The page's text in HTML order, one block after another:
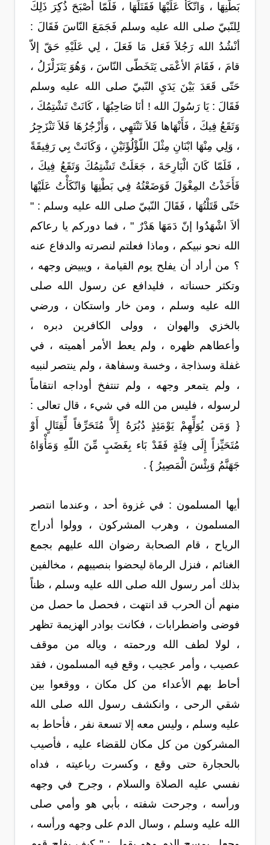
بَطْنِهَا ، وَاتّكَأَ عَلَيْهَا فَقَتَلَهَا ، فَلَمّا أصْبَحَ ذُكِرَ ذَلِكَ
لِلنّبيّ صلى الله عليه وسلم فَجَمَعَ النّاسَ فَقَالَ :
أنْشُدُ الله رَجُلاَ فَعَل مَا فَعَلَ ، لِي عَلَيْهِ حَقّ إلاّ
قامَ ، فَقَامَ الأعْمَى يَتَخَطّى النّاسَ ، وَهُوَ يَتَزَلْزَلُ ،
حَتّى قَعَدَ بَيْنَ يَدَيِ النّبيّ صلى الله عليه وسلم
فَقَالَ : يَا رَسُولَ الله ! أنَا صَاحِبُهَا ، كَانَتْ تَشْتِمُكَ ،
وَتَقَعُ فِيكَ ، فَأَنْهَاها فَلاَ تَنْتَهِي ، وَأَزْجُرُهَا فَلاَ تَنْزَجِرُ
، وَلِي مِنْهَا ابْنَانِ مِثْلَ اللّؤْلُؤَتَيْنِ ، وَكَانَتْ بِي رَفِيقَةً
، فَلَمّا كَانَ الْبَارِحَةَ ، جَعَلَتْ تَشْتِمُكَ وَتَقَعُ فِيكَ ،
فَأَخَذْتُ المِغْوَلَ فَوَضَعْتُهُ فِي بَطْنِهَا وَاتّكَأْتُ عَلَيْهَا
حَتّى قَتَلْتُهَا ، فَقَالَ النّبيّ صلى الله عليه وسلم : "
ألاَ اشْهَدُوا إنّ دَمَهَا هَدْرٌ " ، فما دوركم يا رعاكم
الله نحو نبيكم ، وماذا فعلتم لنصرته والدفاع عنه
؟ من أراد أن يفلح يوم القيامة ، ويبيض وجهه ،
وتكثر حسناته ، فليدافع عن رسول الله صلى
الله عليه وسلم ، ومن خار واستكان ، ورضي
بالخزي والهوان ، وولى الكافرين دبره ،
وأعطاهم ظهره ، ولم يعط الأمر أهميته ، في
غفلة وسذاجة ، وخسة وسفاهة ، ولم ينتصر لنبيه
، ولم يتمعر وجهه ، ولم تنتفخ أوداجه انتقاماً
لرسوله ، فليس من الله في شيء ، قال تعالى :
{ وَمَن يُوَلِّهِمْ يَوْمَئِذٍ دُبُرَهُ إِلاَّ مُتَحَرِّفاً لِّقِتَالٍ أَوْ
مُتَحَيِّزاً إِلَى فِئَةٍ فَقَدْ بَاء بِغَضَبٍ مِّنَ اللّهِ وَمَأْوَاهُ
جَهَنَّمُ وَبِئْسَ الْمَصِيرُ } .
أيها المسلمون : في غزوة أحد ، وعندما انتصر
المسلمون ، وهرب المشركون ، وولوا أدراج
الرياح ، قام الصحابة رضوان الله عليهم بجمع
الغنائم ، فنزل الرماة ليحضوا بنصيبهم ، مخالفين
بذلك أمر رسول الله صلى الله عليه وسلم ، ظناً
منهم أن الحرب قد انتهت ، فحصل ما حصل من
فوضى واضطرابات ، فكانت بوادر الهزيمة تظهر
، لولا لطف الله ورحمته ، وياله من موقف
عصيب ، وأمر عجيب ، وقع فيه المسلمون ، فقد
أحاط بهم الأعداء من كل مكان ، ووقعوا بين
شقي الرحى ، وانكشف رسول الله صلى الله
عليه وسلم ، وليس معه إلا تسعة نفر ، فأحاط به
المشركون من كل مكان للقضاء عليه ، فأصيب
بالحجارة حتى وقع ، وكسرت رباعيته ، فداه
نفسي عليه الصلاة والسلام ، وجرح في وجهه
ورأسه ، وجرحت شفته ، بأبي هو وأمي صلى
الله عليه وسلم ، وسال الدم على وجهه ورأسه ،